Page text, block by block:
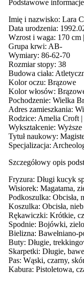
Podstawowe
Imię i nazwisko: Lara
Data urodzenia:
Wzrost i waga: 170 cm
Grupa krwi: AB-
Wymiary: 86-62-70
Rozmiar stopy: 38
Budowa ciała:
Kolor oczu: Brązowe
Kolor włosów:
Pochodzenie: Wielka
Adres zamieszkania:
Rodzice: Amelia Croft
Wykształcenie:
Tytuł naukowy:
Specjalizacja:
Szczegółowy opis
Fryzura: Długi kucyk
Wisiorek: Magatama,
Podkoszulka: Obcisła,
Koszulka: Obcisła,
Rękawiczki: Krótkie,
Spodnie: Bojówki,
Bielizna: Bawełniano-
Buty: Długie,
Skarpetki: Długie,
Pas: Wąski, czarny,
Kabura: Pistoletowa,